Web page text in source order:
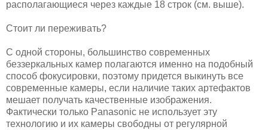
располагающиеся через каждые 18 строк (см. выше).
Стоит ли переживать?
С одной стороны, большинство современных
беззеркальных камер полагаются именно на подобный
способ фокусировки, поэтому придется выкинуть все
современные камеры, если наличие таких артефактов
мешает получать качественные изображения.
Фактически только Panasonic не использует эту
технологию и их камеры свободны от регулярной